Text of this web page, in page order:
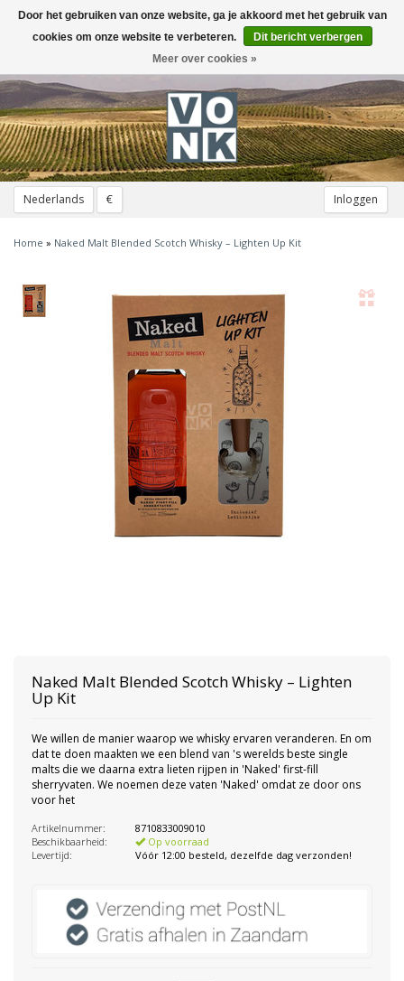
Nederlands € Inloggen
Toggle
navigation
Home » Naked Malt Blended Scotch Whisky – Lighten Up Kit
Naked Malt Blended Scotch Whisky – Lighten
Up Kit
We willen de manier waarop we whisky ervaren veranderen. En om
dat te doen maakten we een blend van 's werelds beste single
malts die we daarna extra lieten rijpen in 'Naked' first-fill
sherryvaten. We noemen deze vaten 'Naked' omdat ze door ons
voor het
Artikelnummer:
8710833009010
Beschikbaarheid:
Op voorraad
Levertijd:
Vóór 12:00 besteld, dezelfde dag verzonden!
Door het gebruiken van onze website, ga je akkoord met het gebruik van
cookies om onze website te verbeteren.
Dit bericht verbergen
Meer over cookies »